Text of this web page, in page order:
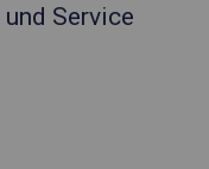
und Service